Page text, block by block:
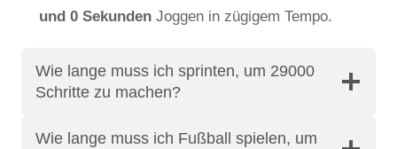
und 0 Sekunden Joggen in zügigem Tempo.
Wie lange muss ich sprinten, um 29000
Schritte zu machen?
Wie lange muss ich Fußball spielen, um